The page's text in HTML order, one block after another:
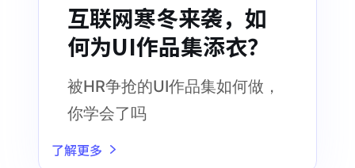
互联网寒冬来袭，如
何为UI作品集添衣？
被HR争抢的UI作品集如何做，
你学会了吗
了解更多